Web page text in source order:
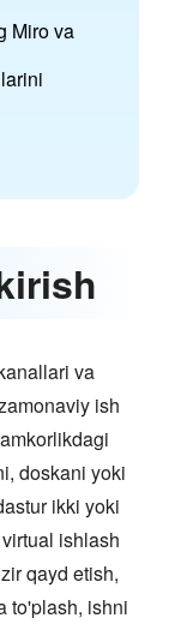
Miro va
va
ish
doskani yoki
ikki yoki
ishlash
qayd etish,
to'plash, ishni